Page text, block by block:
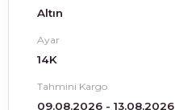
Altın
Ayar
14K
Tahmini Kargo
09.08.2026 - 13.08.2026